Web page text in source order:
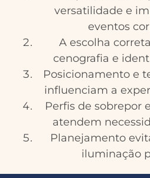
versatilidade e
eventos
A escolha
cenografia e
Posicionamento e
influenciam a
Perfis de sobrepor
atendem
Planejamento
iluminação